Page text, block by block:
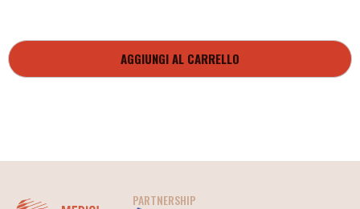
AGGIUNGI AL CARRELLO
PARTNERSHIP